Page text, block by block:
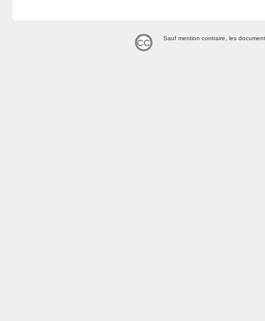
Sauf mention contraire, les